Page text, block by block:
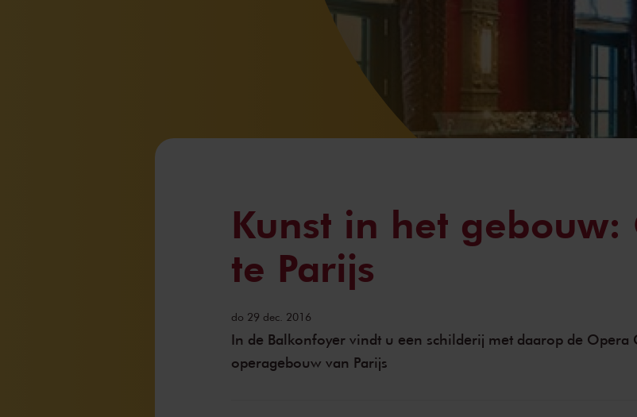
Kunst in het gebouw:
te Parijs
do 29 dec. 2016
In de Balkonfoyer vindt u een schilderij met daarop de Opera
operagebouw van Parijs